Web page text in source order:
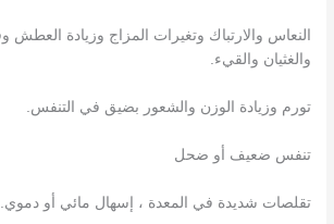
النعاس والارتباك وتغيرات المزاج وزيادة العطش
والغثيان والقيء.
تورم وزيادة الوزن والشعور بضيق في التنفس.
تنفس ضعيف أو ضحل
تقلصات شديدة في المعدة ، إسهال مائي أو دموي.